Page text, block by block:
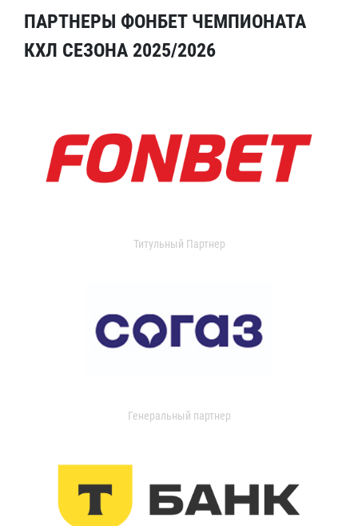
ПАРТНЕРЫ ФОНБЕТ ЧЕМПИОНАТА
КХЛ СЕЗОНА 2025/2026
Титульный Партнер
Генеральный партнер